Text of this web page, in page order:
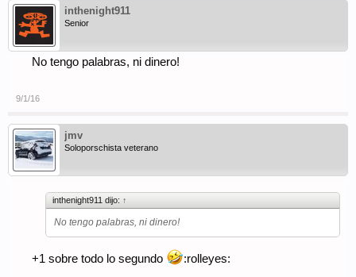
inthenight911
Senior
No tengo palabras, ni dinero!
9/1/16
jmv
Soloporschista veterano
inthenight911 dijo: ↑
No tengo palabras, ni dinero!
+1 sobre todo lo segundo :rolleyes: